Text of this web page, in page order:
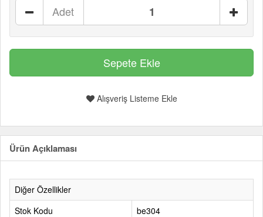
Adet
Alışveriş Listeme Ekle
Ürün Açıklaması
Diğer Özellikler
Stok Kodu
be304